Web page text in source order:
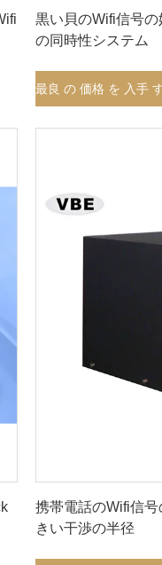
黒い貝のWifi信号
の同時性システム
最良 の 価格 を 入手
携帯電話のWifi信
きい干渉の半径